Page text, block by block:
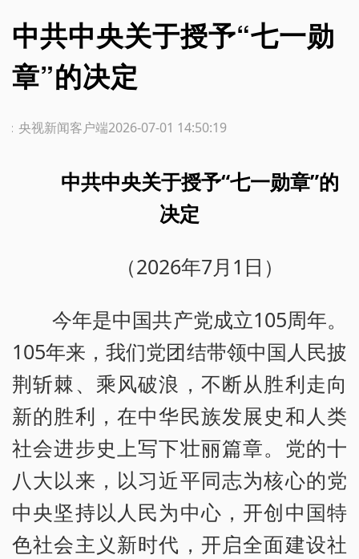
中共中央关于授予“七一勋
章”的决定
2026-07-01 14:50:19
：央视新闻客户端
中共中央关于授予“七一勋章”的
决定
（2026年7月1日）
今年是中国共产党成立105周年。
105年来，我们党团结带领中国人民披
荆斩棘、乘风破浪，不断从胜利走向
新的胜利，在中华民族发展史和人类
社会进步史上写下壮丽篇章。党的十
八大以来，以习近平同志为核心的党
中央坚持以人民为中心，开创中国特
色社会主义新时代，开启全面建设社